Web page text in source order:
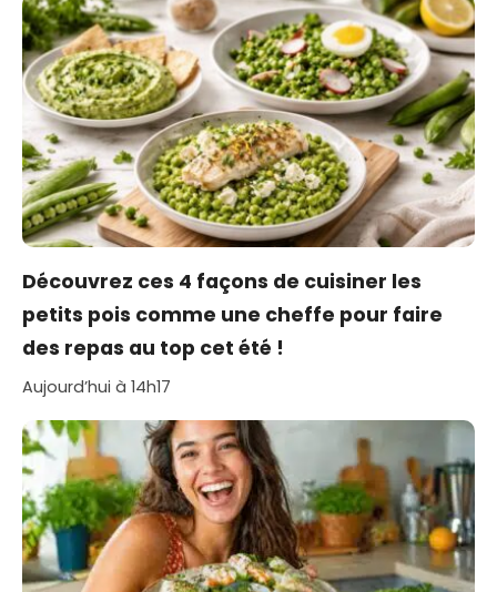
Découvrez ces 4 façons de cuisiner les
petits pois comme une cheffe pour faire
des repas au top cet été !
Aujourd’hui à 14h17